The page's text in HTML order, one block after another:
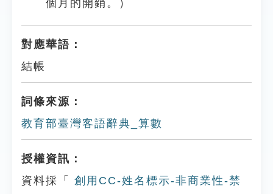
個月的開銷。）
對應華語：
結帳
詞條來源：
教育部臺灣客語辭典_算數
授權資訊：
資料採「
創用CC-姓名標示-非商業性-禁